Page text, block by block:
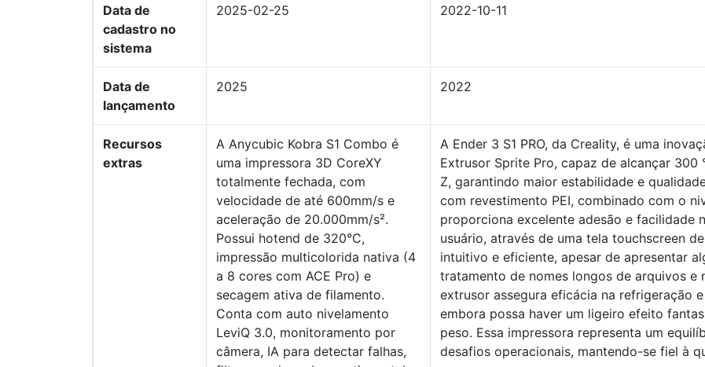
Data de
cadastro no
sistema
2025-02-25 2022-10-11
Data de
lançamento
2025 2022
Recursos
extras
A Anycubic Kobra S1 Combo é
uma impressora 3D CoreXY
totalmente fechada, com
velocidade de até 600mm/s e
aceleração de 20.000mm/s².
Possui hotend de 320°C,
impressão multicolorida nativa (4
a 8 cores com ACE Pro) e
secagem ativa de filamento.
Conta com auto nivelamento
LeviQ 3.0, monitoramento por
câmera, IA para detectar falhas,
A Ender 3 S1 PRO, da Creality, é uma
Extrusor Sprite Pro, capaz de alcançar
Z, garantindo maior estabilidade e
com revestimento PEI, combinado com o
proporciona excelente adesão e facilidade
usuário, através de uma tela touchscreen
intuitivo e eficiente, apesar de apresentar
tratamento de nomes longos de arquivos
extrusor assegura eficácia na refrigeração
embora possa haver um ligeiro efeito
peso. Essa impressora representa um
desafios operacionais, mantendo-se fiel à